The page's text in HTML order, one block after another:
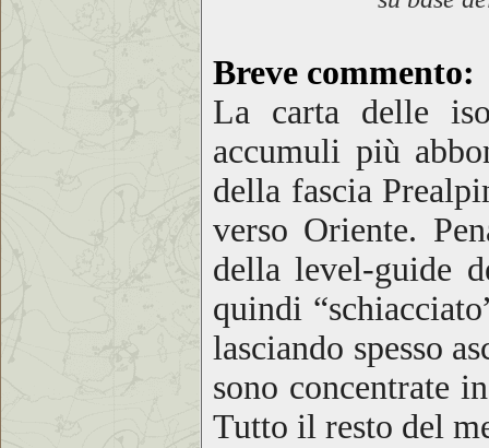
Breve commento:
La carta delle
accumuli più
della fascia
verso Oriente.
della level-guide
quindi
lasciando spesso
sono concentrate
Tutto il resto del